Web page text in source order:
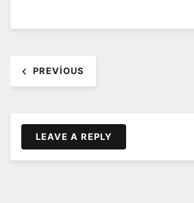
dolaşımı
PREVIOUS
LEAVE A REPLY